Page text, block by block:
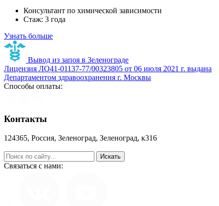
Консультант по химической зависимости
Стаж: 3 года
Узнать больше
Вывод из запоя в Зеленограде
Лицензия ЛО41-01137-77/00323805 от 06 июля 2021 г. выдана
Департаментом здравоохранения г. Москвы
Способы оплаты:
Контакты
124365, Россия, Зеленоград, Зеленоград, к316
Связаться с нами: